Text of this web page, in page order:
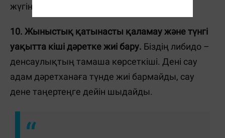
жүгініңіз.
10. Жыныстық қатынасты қаламау және түнгі
уақытта кіші дәретке жиі бару. Біздің либидо –
денсаулықтың тамаша көрсеткіші. Дені сау
адам дәретханаға түнде жиі бармайды, сау
дене таңертеңге дейін шыдайды.